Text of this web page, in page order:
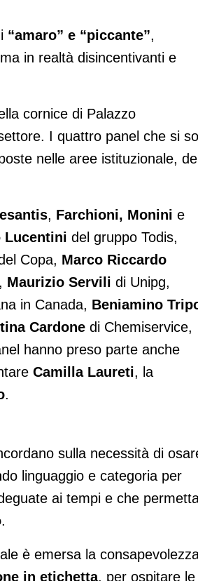
“amaro” e “piccante”,
in realtà disincentivanti e
cornice di Palazzo
I quattro panel che si
nelle aree istituzionale, del
, Farchioni, Monini e
Lucentini del gruppo Todis,
Copa, Marco Riccardo
Maurizio Servili di Unipg,
in Canada, Beniamino
Cardone di Chemiservice,
hanno preso parte anche
Camilla Laureti, la
.
sulla necessità di
linguaggio e categoria per
ai tempi e che
.
è emersa la
in etichetta, per ospitare le